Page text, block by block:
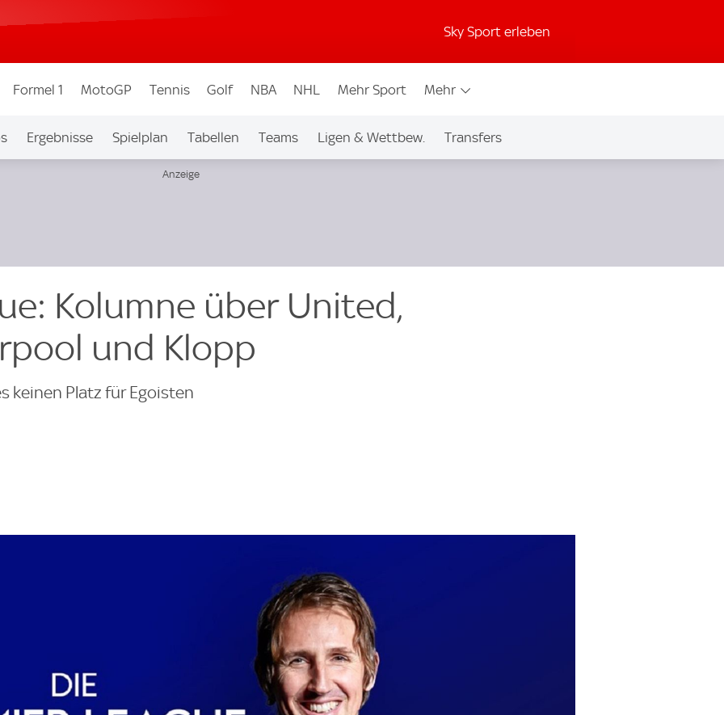
Sky Sport erleben
Formel 1 MotoGP Tennis Golf NBA NHL Mehr Sport Mehr
Ergebnisse Spielplan Tabellen Teams Ligen & Wettbew. Transfers
Kolumne über United,
und Klopp
keinen Platz für Egoisten